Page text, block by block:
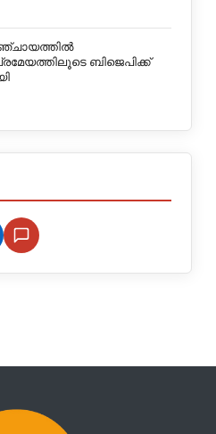
ബിജെപിക്ക്